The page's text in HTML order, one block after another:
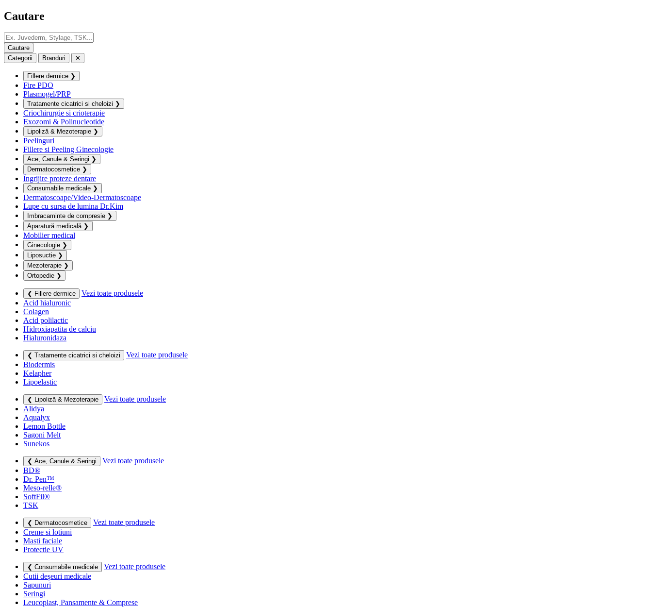
Cautare
Categorii Branduri ✕
Fillere dermice ❯
Fire PDO
Plasmogel/PRP
Tratamente cicatrici si cheloizi ❯
Criochirurgie si crioterapie
Exozomi & Polinucleotide
Lipoliză & Mezoterapie ❯
Peelinguri
Fillere si Peeling Ginecologie
Ace, Canule & Seringi ❯
Dermatocosmetice ❯
Îngrijire proteze dentare
Consumabile medicale ❯
Dermatoscoape/Video-Dermatoscoape
Lupe cu sursa de lumina Dr.Kim
Imbracaminte de compresie ❯
Aparatură medicală ❯
Mobilier medical
Ginecologie ❯
Liposuctie ❯
Mezoterapie ❯
Ortopedie ❯
❮ Fillere dermice
Vezi toate produsele
Acid hialuronic
Colagen
Acid polilactic
Hidroxiapatita de calciu
Hialuronidaza
❮ Tratamente cicatrici si cheloizi
Vezi toate produsele
Biodermis
Kelapher
Lipoelastic
❮ Lipoliză & Mezoterapie
Vezi toate produsele
Alidya
Aqualyx
Lemon Bottle
Sagoni Melt
Sunekos
❮ Ace, Canule & Seringi
Vezi toate produsele
BD®
Dr. Pen™
Meso-relle®
SoftFil®
TSK
❮ Dermatocosmetice
Vezi toate produsele
Creme si lotiuni
Masti faciale
Protectie UV
❮ Consumabile medicale
Vezi toate produsele
Cutii deșeuri medicale
Sapunuri
Seringi
Leucoplast, Pansamente & Comprese